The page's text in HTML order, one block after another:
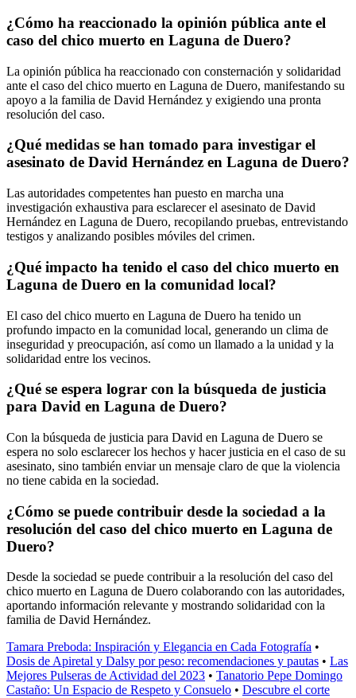
¿Cómo ha reaccionado la opinión pública ante el
caso del chico muerto en Laguna de Duero?
La opinión pública ha reaccionado con consternación y solidaridad
ante el caso del chico muerto en Laguna de Duero, manifestando su
apoyo a la familia de David Hernández y exigiendo una pronta
resolución del caso.
¿Qué medidas se han tomado para investigar el
asesinato de David Hernández en Laguna de Duero?
Las autoridades competentes han puesto en marcha una
investigación exhaustiva para esclarecer el asesinato de David
Hernández en Laguna de Duero, recopilando pruebas, entrevistando
testigos y analizando posibles móviles del crimen.
¿Qué impacto ha tenido el caso del chico muerto en
Laguna de Duero en la comunidad local?
El caso del chico muerto en Laguna de Duero ha tenido un
profundo impacto en la comunidad local, generando un clima de
inseguridad y preocupación, así como un llamado a la unidad y la
solidaridad entre los vecinos.
¿Qué se espera lograr con la búsqueda de justicia
para David en Laguna de Duero?
Con la búsqueda de justicia para David en Laguna de Duero se
espera no solo esclarecer los hechos y hacer justicia en el caso de su
asesinato, sino también enviar un mensaje claro de que la violencia
no tiene cabida en la sociedad.
¿Cómo se puede contribuir desde la sociedad a la
resolución del caso del chico muerto en Laguna de
Duero?
Desde la sociedad se puede contribuir a la resolución del caso del
chico muerto en Laguna de Duero colaborando con las autoridades,
aportando información relevante y mostrando solidaridad con la
familia de David Hernández.
Tamara Preboda: Inspiración y Elegancia en Cada Fotografía •
Dosis de Apiretal y Dalsy por peso: recomendaciones y pautas • Las
Mejores Pulseras de Actividad del 2023 • Tanatorio Pepe Domingo
Castaño: Un Espacio de Respeto y Consuelo • Descubre el corte